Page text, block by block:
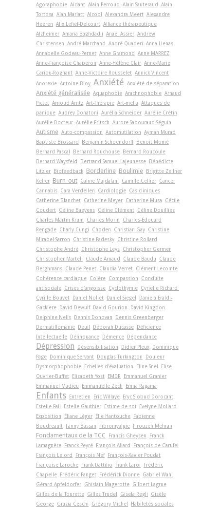
Agoraphobie Aidant Alain Perroud Alain Sauteraud
Alain
Tortosa Alan Marlatt Alcool Alexandra Meert Alexandre
Heeren Alix Lefief-Delcourt Alliance thérapeutique
Alzheimer Amaria Baghdadli Anaël Assier Andrew
Christensen André Marchand André Quaderi Anna Llenas
Annabelle Godeau-Pernet Anne Gramond
Anne MARREZ
Anne-Françoise Chaperon Anne-Hélène Clair Anne-Marie
Cariou-Rognant Anne-Victoire Rousselet Annick Vincent
Anorexie Antoine Bioy Anxiété Anxiété de séparation
Anxiété généralisée Aquaphobie Arachnophobie Arnaud
Pictet Arnoud Arntz Art-Thérapie Art-­mella Attaques de
panique Audrey Donatoni Aurélia Schneider Aurélie Crétin
Aurélie Docteur Aurélie Fritsch Aurore Sabouraud-Séguin
Autisme Auto-compassion Automutilation Ayman Murad
Baptiste Brossard
Benjamin Schoendorff
Benoît Monié
Bernard Pascal
Bernard Rouchouse
Bernard Roucoule
Bernard Waysfeld
Bertrand Samuel-Lajeunesse
Bénédicte
Litzler
Biofeedback Borderline Boulimie
Brigitte Zellner
Keller Burn-out Caline Majdalani Camille Cellier Cancer
Cannabis Cara Verdellen Cardiologie Cas cliniques
Catherine Blanchet Catherine Meyer Catherine Musa
Cécile
Coudert Céline Baeyens Céline Clément Céline Douilliez
Charles Martin Krum
Charles Morin
Charles-Édouard
Rengade Charly Cungi Choden Christian Gay Christine
Mirabel-Sarron
Christine Padesky Christine Rollard
Christophe André Christophe Leys Christopher Germer
Christopher Martell
Claude Arnaud Claude Baudu
Claude
Berghmans Claude Penet Claudia Verret Clément Lecomte
Cohérence cardiaque Colère Compassion
Conduite
antisociale Crises d'angoisse Cyclothymie Cyrielle Richard
Cyrille Bouvet
Daniel Nollet Daniel Siegel
Daniela Eraldi-
Gackiere
David Dewulf David Gourion
David Kingdon
Delphine Nelis
Dennis Donovan
Dennis Greenberger
Dermatillomanie
Deuil Déborah Ducasse
Déficience
Intellectuelle
Délinquance Démence Dépendance
Dépression Désensibilisation Didier Pleux
Dominique
Page
Dominique Servant Douglas Turkington
Douleur
Dysmorphophobie
Echelles d'évaluation Eline Snel
Elise
Ouvrier-Buffet
Elizabeth Yost EMDR
Emmanuel Granier
Emmanuel Madieu
Emmanuelle Zech Emna Ragama
Enfants Entretien Eric Willaye
Eryc Siobud Dorocant
Estelle Fall
Estelle Gauthier Estime de soi
Evelyne Mollard
Exposition
Éliane Léger Élie Hantouche
Fabienne
Boudreault
Fanny Bassan Fibromyalgie Firouzeh Mehran
Fondamentaux de la TCC Francis Gheysen
Franck
Lamagnère
Franck Peyré François Allard
François de Carufel
François Lelord
François Nef
François-Xavier Poudat
Françoise Laroche
Frank Dattilio Frank Laroi
Frédéric
Chapelle
Frédéric Fanget Frédérick Dionne Gabriel Wahl
Gérard Apfeldorfer Ghislain Magerotte Gilbert Lagrue
Gilles de la Tourette Gilles Trudel Gisela Regli
Gisèle
George Grazia Ceschi Grégory Michel
Habiletés sociales